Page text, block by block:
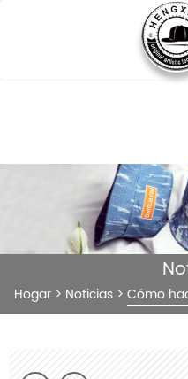
Hogar > Noticias > Cómo